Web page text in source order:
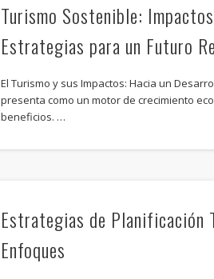
Turismo Sostenible:
Estrategias para un Futuro
El Turismo y sus Impactos: Hacia un
presenta como un motor de crecimiento
beneficios. …
Estrategias de Planificación
Enfoques